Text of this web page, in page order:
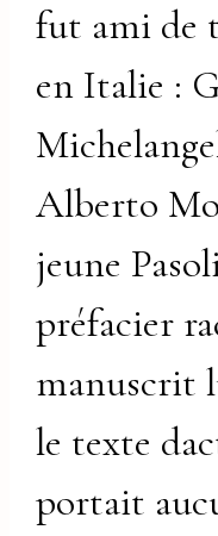
fut ami de
en Italie :
Alberto
jeune
préfacier
manuscrit
le texte
portait